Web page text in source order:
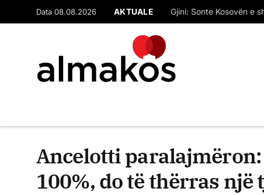
Data 08.08.2026 AKTUALE “Çfarë pret SPAK-u”?
Ancelotti
100%, do të thërras